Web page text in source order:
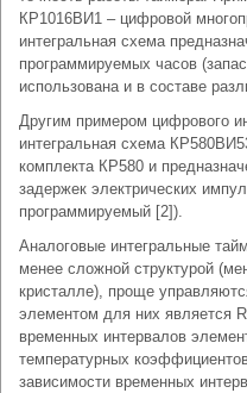
КР1016ВИ1 – цифровой
интегральная схема
программируемых часов
использована и в составе
Другим примером цифрового
интегральная схема
комплекта КР580 и
задержек электрических
программируемый [2]).
Аналоговые интегральные
менее сложной структурой
кристалле), проще
элементом для них является
временных интервалов
температурных
зависимости временных